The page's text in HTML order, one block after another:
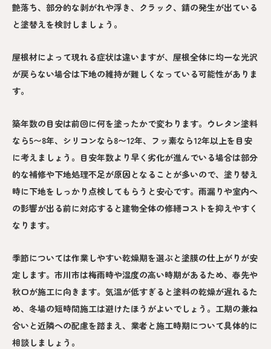
艶落ち、部分的な剥がれや浮き、クラック、錆の発生が出ている
と塗替えを検討しましょう。
屋根材によって現れる症状は違いますが、屋根全体に均一な光沢
が戻らない場合は下地の維持が難しくなっている可能性がありま
す。
築年数の目安は前回に何を塗ったかで変わります。ウレタン塗料
なら5〜8年、シリコンなら8〜12年、フッ素なら12年以上を目安
に考えましょう。目安年数より早く劣化が進んでいる場合は部分
的な補修や下地処理不足が原因となることが多いので、塗り替え
時に下地をしっかり点検してもらうと安心です。雨漏りや室内へ
の影響が出る前に対応すると建物全体の修繕コストを抑えやすく
なります。
季節については作業しやすい乾燥期を選ぶと塗膜の仕上がりが安
定します。市川市は梅雨時や湿度の高い時期があるため、春先や
秋口が施工に向きます。気温が低すぎると塗料の乾燥が遅れるた
め、冬場の短時間施工は避けたほうがよいでしょう。工期の兼ね
合いと近隣への配慮を踏まえ、業者と施工時期について具体的に
相談しましょう。